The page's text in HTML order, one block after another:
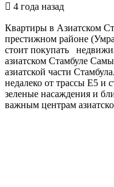
4 года назад
Квартиры в Азиатском
престижном районе
стоит покупать
азиатском Стамбуле
азиатской части
недалеко от трассы Е5 и
зеленые насаждения и
важным центрам